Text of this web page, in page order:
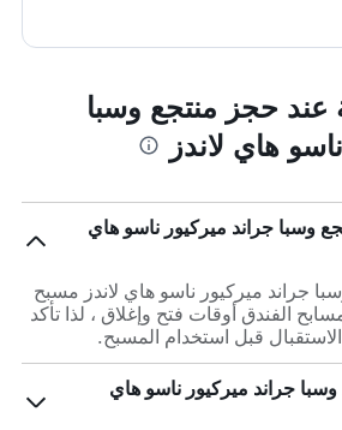
عند حجز منتجع وسبا
هاي لاندز
وسبا جراند ميركيور ناسو هاي
جراند ميركيور ناسو هاي لاندز مسبح
الفندق أوقات فتح وإغلاق ، لذا تأكد
قبل استخدام المسبح.
جراند ميركيور ناسو هاي